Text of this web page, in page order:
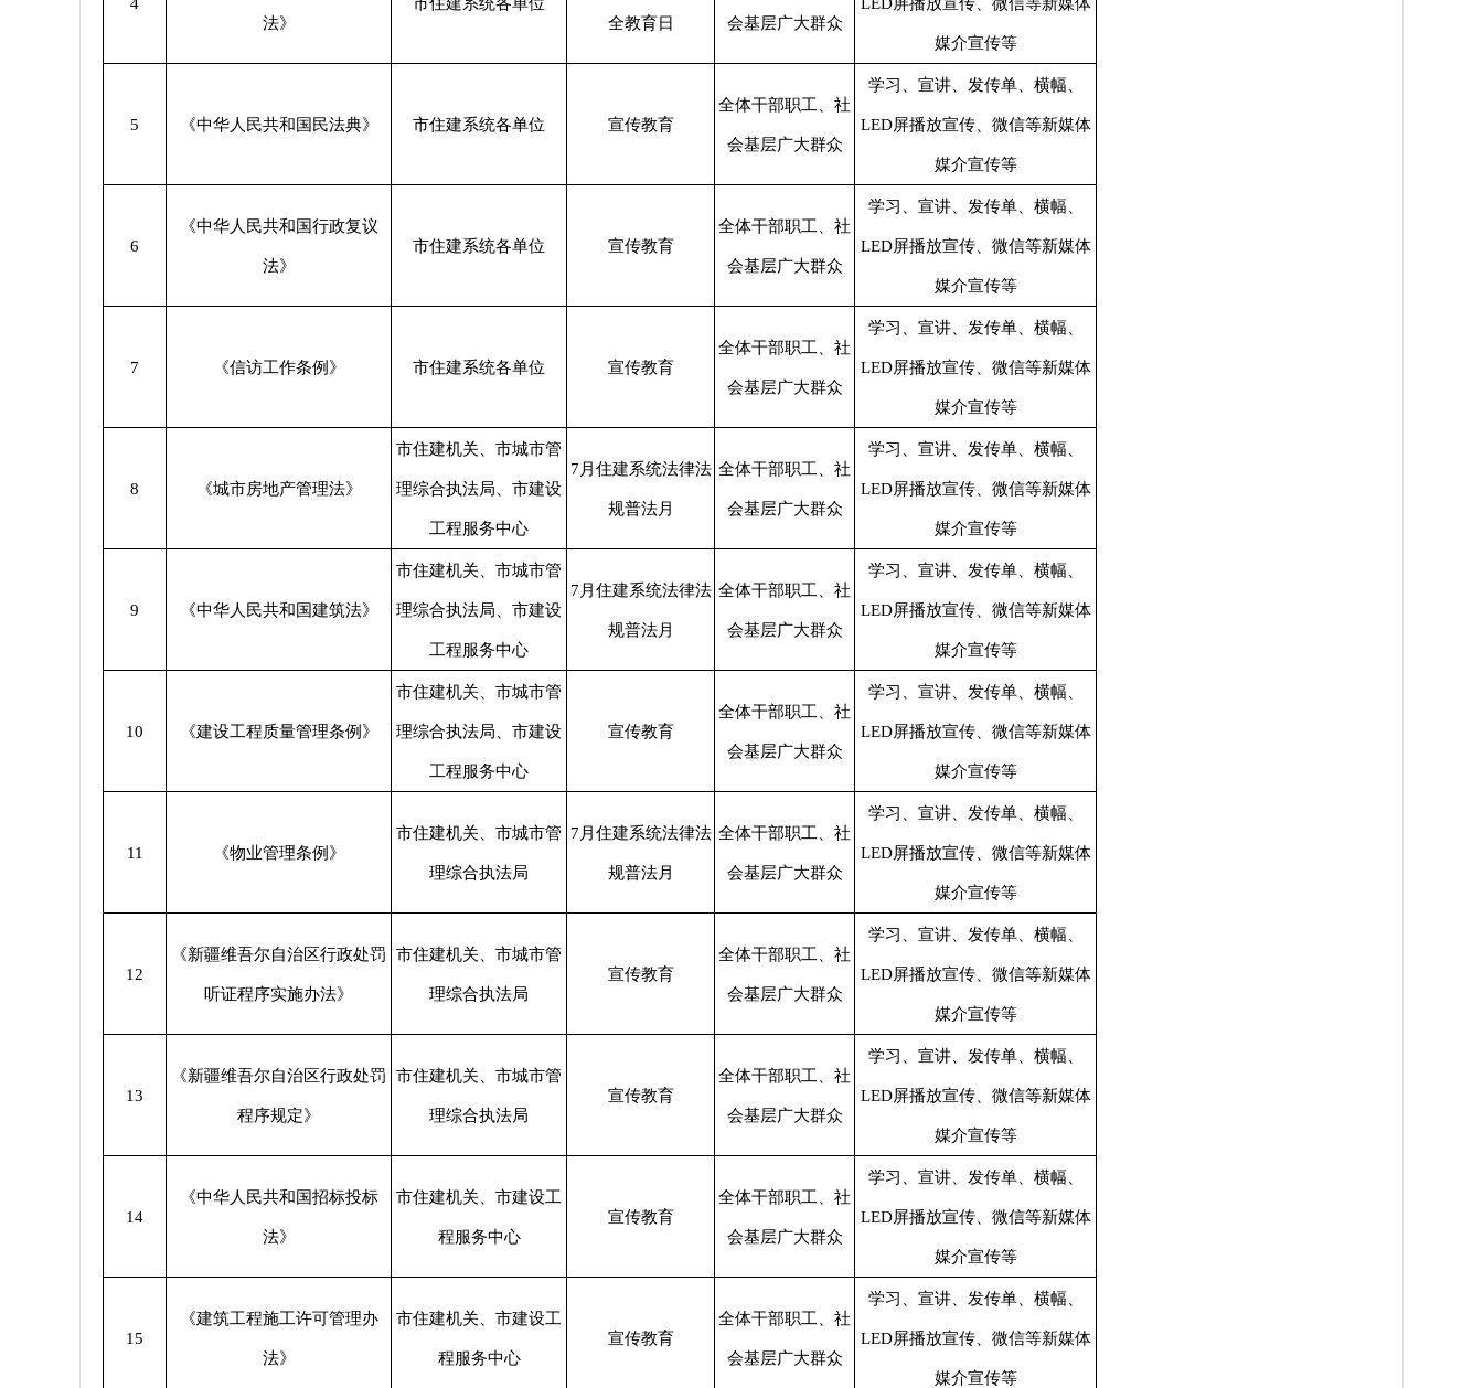
法》 全教育日 会基层广大群众
媒介宣传等
5 《中华人民共和国民法典》 市住建系统各单位 宣传教育
全体干部职工、社
会基层广大群众
学习、宣讲、发传单、横幅、
LED屏播放宣传、微信等新媒体
媒介宣传等
6
《中华人民共和国行政复议
法》
市住建系统各单位 宣传教育
全体干部职工、社
会基层广大群众
学习、宣讲、发传单、横幅、
LED屏播放宣传、微信等新媒体
媒介宣传等
7 《信访工作条例》 市住建系统各单位 宣传教育
全体干部职工、社
会基层广大群众
学习、宣讲、发传单、横幅、
LED屏播放宣传、微信等新媒体
媒介宣传等
8 《城市房地产管理法》
市住建机关、市城市管
理综合执法局、市建设
工程服务中心
7月住建系统法律法
规普法月
全体干部职工、社
会基层广大群众
学习、宣讲、发传单、横幅、
LED屏播放宣传、微信等新媒体
媒介宣传等
9 《中华人民共和国建筑法》
市住建机关、市城市管
理综合执法局、市建设
工程服务中心
7月住建系统法律法
规普法月
全体干部职工、社
会基层广大群众
学习、宣讲、发传单、横幅、
LED屏播放宣传、微信等新媒体
媒介宣传等
10 《建设工程质量管理条例》
市住建机关、市城市管
理综合执法局、市建设
工程服务中心
宣传教育
全体干部职工、社
会基层广大群众
学习、宣讲、发传单、横幅、
LED屏播放宣传、微信等新媒体
媒介宣传等
11 《物业管理条例》
市住建机关、市城市管
理综合执法局
7月住建系统法律法
规普法月
全体干部职工、社
会基层广大群众
学习、宣讲、发传单、横幅、
LED屏播放宣传、微信等新媒体
媒介宣传等
12
《新疆维吾尔自治区行政处罚
听证程序实施办法》
市住建机关、市城市管
理综合执法局
宣传教育
全体干部职工、社
会基层广大群众
学习、宣讲、发传单、横幅、
LED屏播放宣传、微信等新媒体
媒介宣传等
13
《新疆维吾尔自治区行政处罚
程序规定》
市住建机关、市城市管
理综合执法局
宣传教育
全体干部职工、社
会基层广大群众
学习、宣讲、发传单、横幅、
LED屏播放宣传、微信等新媒体
媒介宣传等
14
《中华人民共和国招标投标
法》
市住建机关、市建设工
程服务中心
宣传教育
全体干部职工、社
会基层广大群众
学习、宣讲、发传单、横幅、
LED屏播放宣传、微信等新媒体
媒介宣传等
15
《建筑工程施工许可管理办
法》
市住建机关、市建设工
程服务中心
宣传教育
全体干部职工、社
会基层广大群众
学习、宣讲、发传单、横幅、
LED屏播放宣传、微信等新媒体
媒介宣传等